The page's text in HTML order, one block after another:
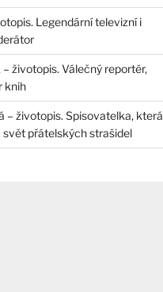
Legendární televizní i
životopis. Válečný reportér,
knih
– životopis. Spisovatelka, která
přátelských strašidel